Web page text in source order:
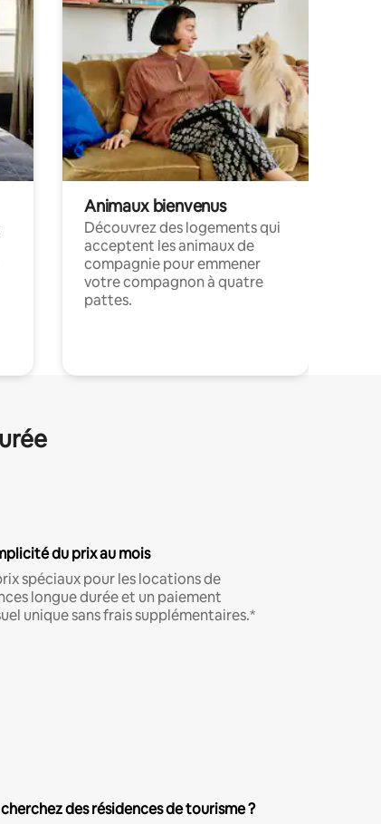
Animaux bienvenus
Découvrez des logements qui
acceptent les animaux de
compagnie pour emmener
votre compagnon à quatre
pattes.
du prix au mois
spéciaux pour les locations de
longue durée et un paiement
unique sans frais supplémentaires.*
des résidences de tourisme ?